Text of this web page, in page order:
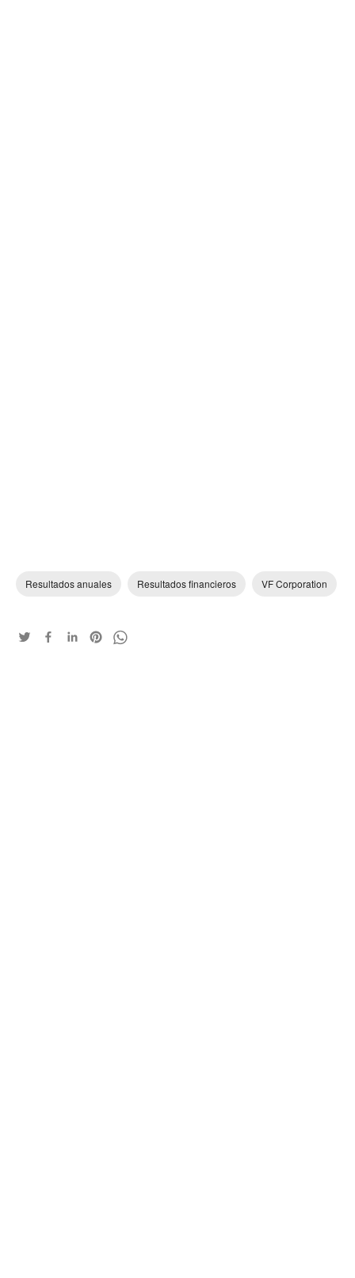
Resultados anuales Resultados financieros VF Corporation